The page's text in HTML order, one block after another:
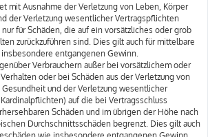
mit Ausnahme der Verletzung von Leben, Körper
der Verletzung wesentlicher Vertragspflichten
für Schäden, die auf ein vorsätzliches oder grob
zurückzuführen sind. Dies gilt auch für mittelbare
entgangenen Gewinn.
Verbrauchern außer bei vorsätzlichem oder
oder bei Schäden aus der Verletzung von
Gesundheit und der Verletzung wesentlicher
auf die bei Vertragsschluss
Schäden und im übrigen der Höhe nach
Durchschnittsschäden begrenzt. Dies gilt auch